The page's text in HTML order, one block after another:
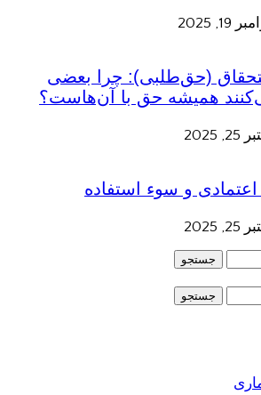
19, 2025
(حق‌طلبی): چرا بعضی
همیشه حق با آن‌هاست؟
2025
و سوء استفاده
2025
جستجو
جستجو